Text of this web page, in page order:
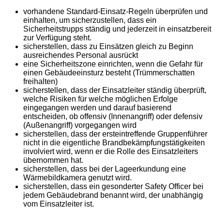
vorhandene Standard-Einsatz-Regeln überprüfen und
einhalten, um sicherzustellen, dass ein
Sicherheitstrupps ständig und jederzeit in einsatzbereit
zur Verfügung steht.
sicherstellen, dass zu Einsätzen gleich zu Beginn
ausreichendes Personal ausrückt
eine Sicherheitszone einrichten, wenn die Gefahr für
einen Gebäudeeinsturz besteht (Trümmerschatten
freihalten)
sicherstellen, dass der Einsatzleiter ständig überprüft,
welche Risiken für welche möglichen Erfolge
eingegangen werden und darauf basierend
entscheiden, ob offensiv (Innenangriff) oder defensiv
(Außenangriff) vorgegangen wird
sicherstellen, dass der ersteintreffende Gruppenführer
nicht in die eigentliche Brandbekämpfungstätigkeiten
involviert wird, wenn er die Rolle des Einsatzleiters
übernommen hat.
sicherstellen, dass bei der Lageerkundung eine
Wärmebildkamera genutzt wird.
sicherstellen, dass ein gesonderter Safety Officer bei
jedem Gebäudebrand benannt wird, der unabhängig
vom Einsatzleiter ist.